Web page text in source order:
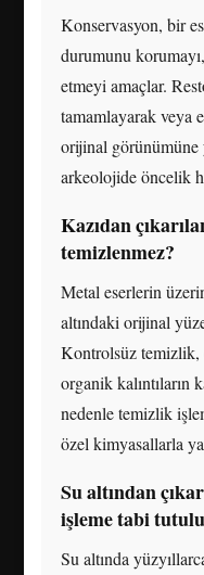
Konservasyon, bir
durumunu
etmeyi amaçlar.
tamamlayarak veya
orijinal görünümüne
arkeolojide öncelik
Kazıdan
temizlenmez?
Metal eserlerin
altındaki orijinal
Kontrolsüz temizlik,
organik kalıntıların
nedenle temizlik
özel kimyasallarla
Su altından
işleme tabi
Su altında